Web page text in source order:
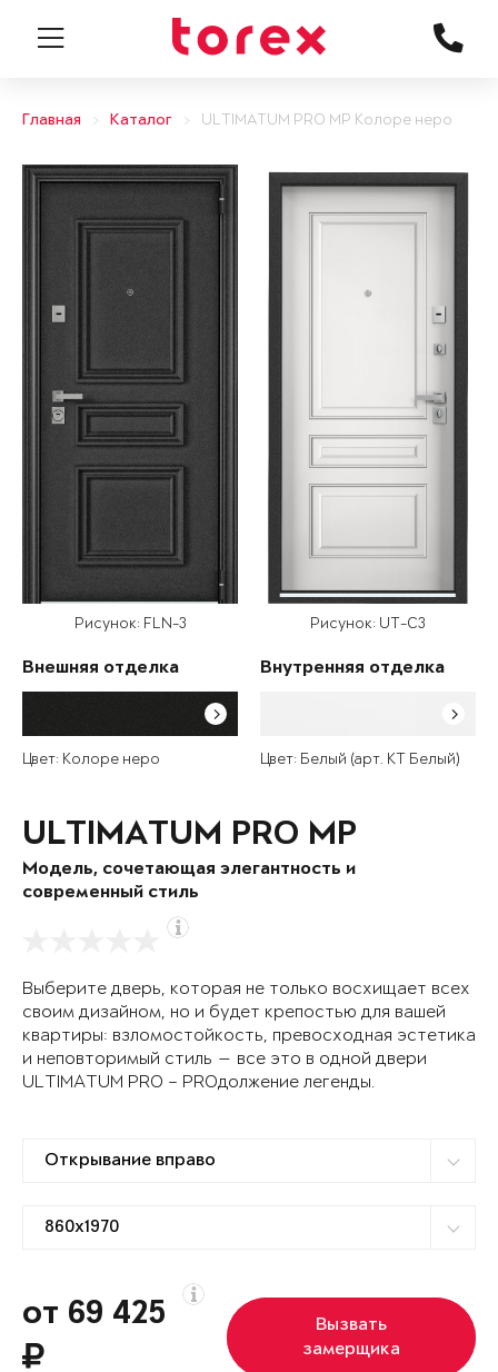
Главная Каталог ULTIMATUM PRO MP Колоре неро
Рисунок: FLN-3
Внешняя отделка
Цвет: Колоре неро
Рисунок: UT-C3
Внутренняя отделка
Цвет: Белый (арт. КТ Белый)
ULTIMATUM PRO MP
Модель, сочетающая элегантность и
современный стиль
Выберите дверь, которая не только восхищает всех
своим дизайном, но и будет крепостью для вашей
квартиры: взломостойкость, превосходная эстетика
и неповторимый стиль — все это в одной двери
ULTIMATUM PRO – PROдолжение легенды.
от 69 425
Вызвать
замерщика